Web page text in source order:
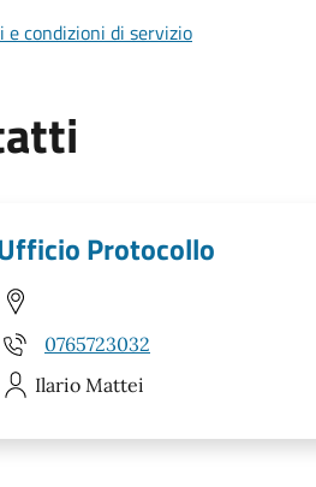
e condizioni di servizio
Protocollo
0765723032
Ilario Mattei